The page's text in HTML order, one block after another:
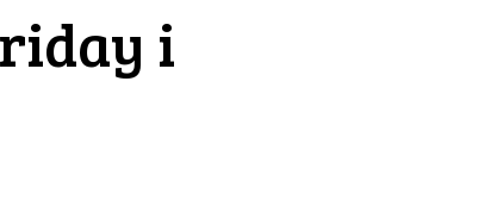
i